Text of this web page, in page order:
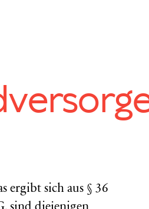
ergibt sich aus § 36